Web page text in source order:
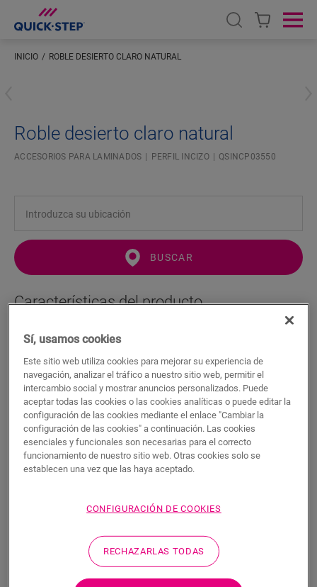
Open search
INICIO ROBLE DESIERTO CLARO NATURAL
Roble desierto claro natural
ACCESORIOS PARA LAMINADOS PERFIL INCIZO QSINCP03550
BUSCAR
Características del producto
Este perfil único ofrece múltiples soluciones para rematar su
suelo, como la transición entre suelos o un remate en una
pared o ventana. Solo tiene que cortar el perfil Incizo según la
forma deseada con el cúter Incizo incluido. El perfil combina a
la perfección con el color de su suelo. Un paquete contiene un
perfil Incizo, un cúter Incizo y un riel de plástico. Para lograr
un acabado hermético en estancias húmedas, le sugerimos
que lo combine con la tira de espuma y el Hydrokit. Con el
perfil Incizo puede: 1. unir dos suelos con alturas distintas 2.
unir dos suelos con la misma altura 3. añadir un acabado al
suelo junto a la pared o la ventana 4. crear una bonita
rematar sus escaleras y peldaños
Sí, usamos cookies
Este sitio web utiliza cookies para mejorar su experiencia de
navegación, analizar el tráfico a nuestro sitio web, permitir el
intercambio social y mostrar anuncios personalizados. Puede
aceptar todas las cookies o las cookies analíticas o puede editar la
configuración de las cookies mediante el enlace "Cambiar la
configuración de las cookies" a continuación. Las cookies
esenciales y funcionales son necesarias para el correcto
funcionamiento de nuestro sitio web. Otras cookies solo se
establecen una vez que las haya aceptado.
CONFIGURACIÓN DE COOKIES
RECHAZARLAS TODAS